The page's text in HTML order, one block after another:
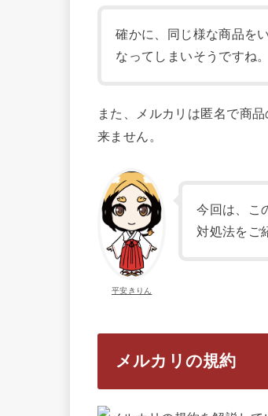
確かに、同じ様な商品を
なってしまいそうですね。
また、メルカリは匿名で商
来ません。
平安きりん
今回は、こ
対処法をご
メルカリの規約